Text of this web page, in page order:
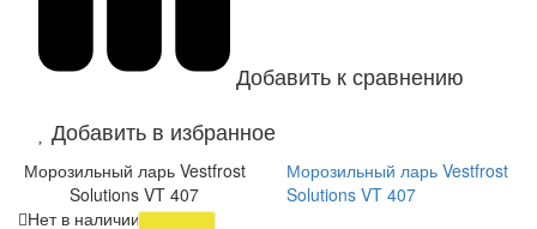
Добавить к сравнению
Добавить в избранное
Морозильный ларь Vestfrost
Solutions VT 407
Морозильный ларь Vestfrost
Solutions VT 407
Нет в наличии